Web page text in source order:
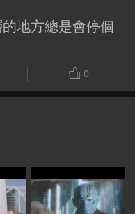
地方總是會停個
0